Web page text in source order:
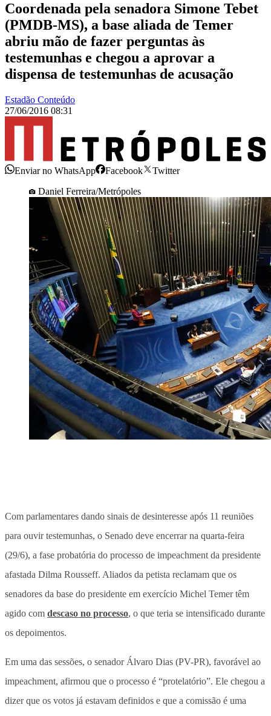
Coordenada pela senadora Simone Tebet
(PMDB-MS), a base aliada de Temer
abriu mão de fazer perguntas às
testemunhas e chegou a aprovar a
dispensa de testemunhas de acusação
Estadão Conteúdo
27/06/2016 08:31
Enviar no WhatsApp Facebook
Twitter
Daniel Ferreira/Metrópoles
Com parlamentares dando sinais de desinteresse após 11 reuniões
para ouvir testemunhas, o Senado deve encerrar na quarta-feira
(29/6), a fase probatória do processo de impeachment da presidente
afastada Dilma Rousseff. Aliados da petista reclamam que os
senadores da base do presidente em exercício Michel Temer têm
agido com descaso no processo, o que teria se intensificado durante
os depoimentos.
Em uma das sessões, o senador Álvaro Dias (PV-PR), favorável ao
impeachment, afirmou que o processo é “protelatório”. Ele chegou a
dizer que os votos já estavam definidos e que a comissão é uma